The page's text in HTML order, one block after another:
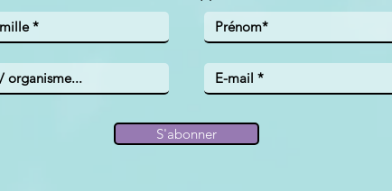
S'abonner